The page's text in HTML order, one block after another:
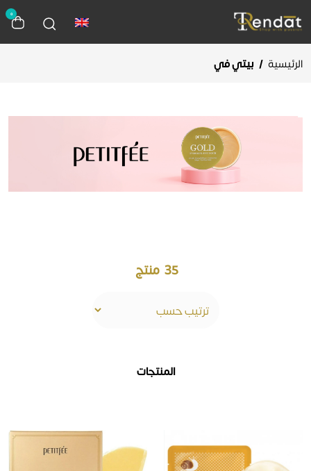
0
الرئيسية / بيتي في
35 منتج
المنتجات